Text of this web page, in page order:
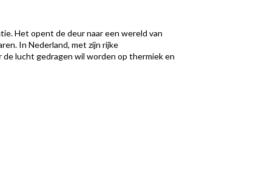
Het opent de deur naar een wereld van
In Nederland, met zijn rijke
lucht gedragen wil worden op thermiek en